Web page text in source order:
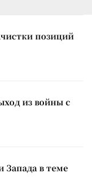
позиций
из войны с
Запада в теме